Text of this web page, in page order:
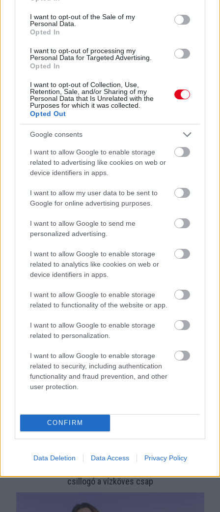
use your data for below specified purposes in below Google
consent section.
I want to opt-out of the Sale of my
Personal Data.
Opted In
I want to opt-out of processing my
Personal Data for Targeted Advertising.
Opted In
I want to opt-out of Collection, Use,
Retention, Sale, and/or Sharing of my
Personal Data that Is Unrelated with the
Purposes for which it was collected.
Opted Out
Google consents
I want to allow Google to enable storage
related to advertising like cookies on web or
device identifiers in apps.
I want to allow my user data to be sent to
Google for online advertising purposes.
I want to allow Google to send me
personalized advertising.
I want to allow Google to enable storage
related to analytics like cookies on web or
device identifiers in apps.
I want to allow Google to enable storage
related to functionality of the website or app.
I want to allow Google to enable storage
related to personalization.
I want to allow Google to enable storage
related to security, including authentication
functionality and fraud prevention, and other
user protection.
CONFIRM
Data Deletion Data Access Privacy Policy
24 óra
Orvos figyelmeztet: ezt az apró reggeli tünetet ne
söpörd a szőnyeg alá
megoldás, mint gondolnád
csillogó a vízköves csap